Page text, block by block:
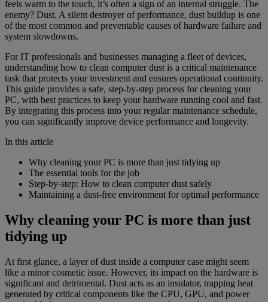
feels warm to the touch, it’s often a sign of an internal struggle. The
enemy? Dust. A silent destroyer of performance, dust buildup is one
of the most common and preventable causes of hardware failure and
system slowdowns.
For IT professionals and businesses managing a fleet of devices,
understanding how to clean computer dust is a critical maintenance
task that protects your investment and ensures operational continuity.
This guide provides a safe, step-by-step process for cleaning your
PC, with best practices to keep your hardware running cool and fast.
By integrating this process into your regular maintenance schedule,
you can significantly improve device performance and longevity.
In this article
Why cleaning your PC is more than just tidying up
The essential tools for the job
Step-by-step: How to clean computer dust safely
Maintaining a dust-free environment for optimal performance
Why cleaning your PC is more than just
tidying up
At first glance, a layer of dust inside a computer case might seem
like a minor cosmetic issue. However, its impact on the hardware is
significant and detrimental. Dust acts as an insulator, trapping heat
generated by critical components like the CPU, GPU, and power